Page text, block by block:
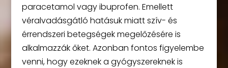
paracetamol vagy ibuprofen. Emellett
véralvadásgátló hatásuk miatt szív- és
érrendszeri betegségek megelőzésére is
alkalmazzák őket. Azonban fontos figyelembe
venni, hogy ezeknek a gyógyszereknek is